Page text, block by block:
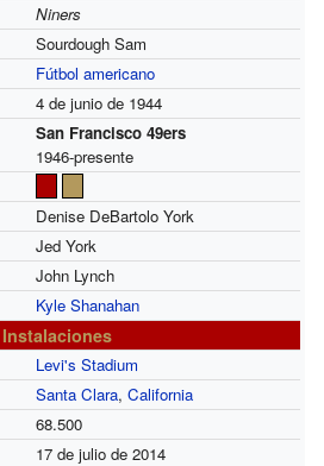
Niners
Sourdough Sam
Fútbol americano
4 de junio de 1944
San Francisco 49ers
1946-presente
Denise DeBartolo York
Jed York
John Lynch
Kyle Shanahan
Instalaciones
Levi's Stadium
Santa Clara, California
68.500
17 de julio de 2014